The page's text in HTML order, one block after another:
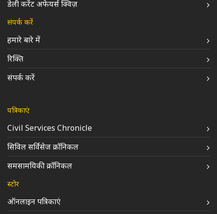
डेली करेंट अफेयर्स क्विज़
संपर्क करें
हमारे बारे में
रिक्ति
संपर्क करें
पत्रिकाएं
Civil Services Chronicle
सिविल सर्विसेज क्रॉनिकल
समसामयिकी क्रॉनिकल
स्टोर
ऑनलाइन पत्रिकाएं